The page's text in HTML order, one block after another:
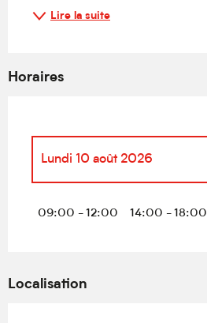
Lire la suite
Horaires
2026
Lundi 10 août 2026
09:00 - 12:00 14:00 - 18:00
Localisation